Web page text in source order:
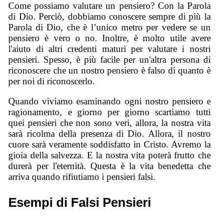
Come possiamo valutare un pensiero? Con la Parola
di Dio. Perciò, dobbiamo conoscere sempre di più la
Parola di Dio, che è l’unico metro per vedere se un
pensiero è vero o no. Inoltre, è molto utile avere
l'aiuto di altri credenti maturi per valutare i nostri
pensieri. Spesso, è più facile per un'altra persona di
riconoscere che un nostro pensiero è falso di quanto è
per noi di riconoscerlo.
Quando viviamo esaminando ogni nostro pensiero e
ragionamento, e giorno per giorno scartiamo tutti
quei pensieri che non sono veri, allora, la nostra vita
sarà ricolma della presenza di Dio. Allora, il nostro
cuore sarà veramente soddisfatto in Cristo. Avremo la
gioia della salvezza. E la nostra vita poterà frutto che
durerà per l'eternità. Questa è la vita benedetta che
arriva quando rifiutiamo i pensieri falsi.
Esempi di Falsi Pensieri